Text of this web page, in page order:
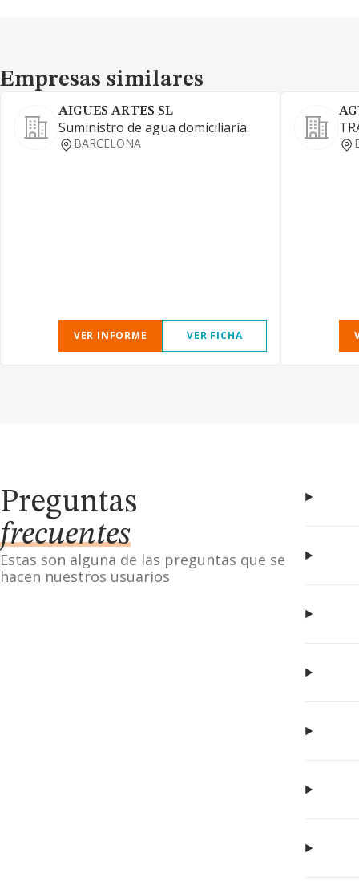
Empresas similares
Empresas similares
AIGUES ARTES SL
Suministro de agua domiciliaría.
BARCELONA
VER INFORME VER FICHA
Preguntas
frecuentes
Estas son alguna de las preguntas que se
hacen nuestros usuarios